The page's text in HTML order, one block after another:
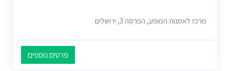
מרכז לאמנות המופע, הפרסה 3, ירושלים
פרטים נוספים